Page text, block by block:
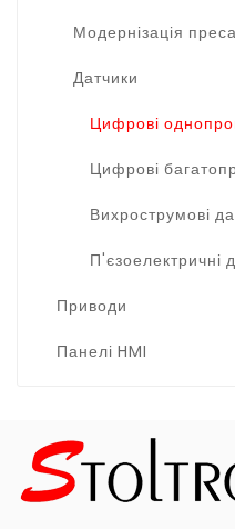
Модернізація преса
Датчики
Цифрові
Цифрові
Вихрострумові
П'єзоелектричні
Приводи
Панелі HMI